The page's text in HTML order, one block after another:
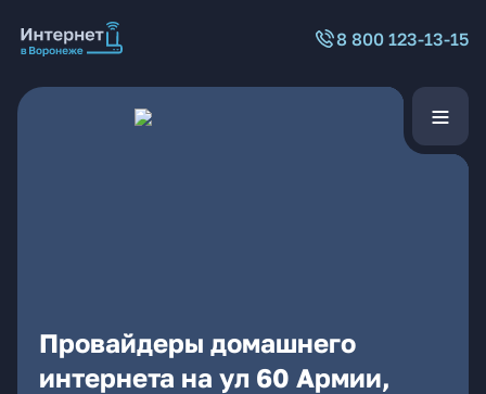
8 800 123-13-15
Провайдеры домашнего
интернета на ул 60 Армии,